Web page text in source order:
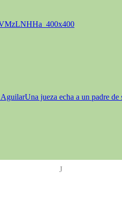
AguilarUna jueza echa a un padre
J